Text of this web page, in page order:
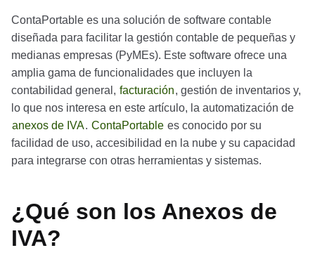
ContaPortable es una solución de software contable
diseñada para facilitar la gestión contable de pequeñas y
medianas empresas (PyMEs). Este software ofrece una
amplia gama de funcionalidades que incluyen la
contabilidad general, facturación, gestión de inventarios y,
lo que nos interesa en este artículo, la automatización de
anexos de IVA. ContaPortable es conocido por su
facilidad de uso, accesibilidad en la nube y su capacidad
para integrarse con otras herramientas y sistemas.
¿Qué son los Anexos de
IVA?